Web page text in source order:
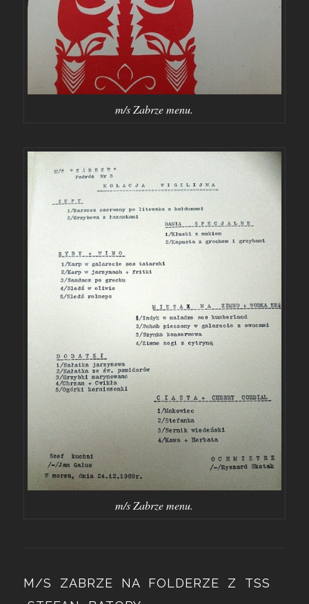
m/s Zabrze menu.
m/s Zabrze menu.
M/S ZABRZE NA FOLDERZE Z TSS